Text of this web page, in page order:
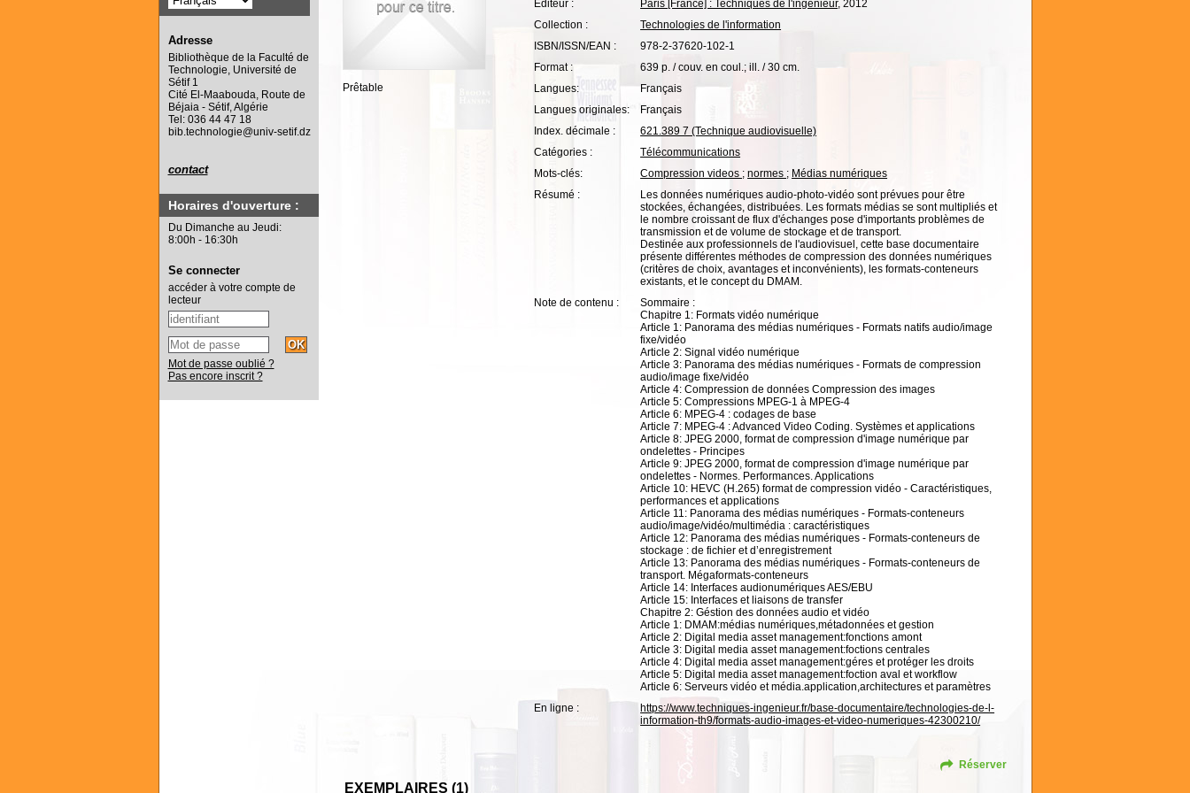
Prêtable
Editeur :
Paris [France] : Techniques de l'ingénieur, 2012
Collection :
Technologies de l'information
ISBN/ISSN/EAN :
978-2-37620-102-1
Format :
639 p. / couv. en coul.; ill. / 30 cm.
Langues:
Français
Langues originales:
Français
Index. décimale :
621.389 7 (Technique audiovisuelle)
Catégories :
Télécommunications
Mots-clés:
Compression videos ;normes ; Médias numériques
Résumé :
Les données numériques audio-photo-vidéo sont prévues pour être
stockées, échangées, distribuées. Les formats médias se sont multipliés et
le nombre croissant de flux d'échanges pose d'importants problèmes de
transmission et de volume de stockage et de transport.
Destinée aux professionnels de l'audiovisuel, cette base documentaire
présente différentes méthodes de compression des données numériques
(critères de choix, avantages et inconvénients), les formats-conteneurs
existants, et le concept du DMAM.
Note de contenu :
Sommaire :
Chapitre 1: Formats vidéo numérique
Article 1: Panorama des médias numériques - Formats natifs audio/image
fixe/vidéo
Article 2: Signal vidéo numérique
Article 3: Panorama des médias numériques - Formats de compression
audio/image fixe/vidéo
Article 4: Compression de données Compression des images
Article 5: Compressions MPEG-1 à MPEG-4
Article 6: MPEG-4 : codages de base
Article 7: MPEG-4 : Advanced Video Coding. Systèmes et applications
Article 8: JPEG 2000, format de compression d'image numérique par
ondelettes - Principes
Article 9: JPEG 2000, format de compression d'image numérique par
ondelettes - Normes. Performances. Applications
Article 10: HEVC (H.265) format de compression vidéo - Caractéristiques,
performances et applications
Article 11: Panorama des médias numériques - Formats-conteneurs
audio/image/vidéo/multimédia : caractéristiques
Article 12: Panorama des médias numériques - Formats-conteneurs de
stockage : de fichier et d’enregistrement
Article 13: Panorama des médias numériques - Formats-conteneurs de
transport. Mégaformats-conteneurs
Article 14: Interfaces audionumériques AES/EBU
Article 15: Interfaces et liaisons de transfer
Chapitre 2: Géstion des données audio et vidéo
Article 1: DMAM:médias numériques,métadonnées et gestion
Article 2: Digital media asset management:fonctions amont
Article 3: Digital media asset management:foctions centrales
Article 4: Digital media asset management:géres et protéger les droits
Article 5: Digital media asset management:foction aval et workflow
Article 6: Serveurs vidéo et média.application,architectures et paramètres
En ligne :
https://www.techniques-ingenieur.fr/base-documentaire/technologies-de-l-
information-th9/formats-audio-images-et-video-numeriques-42300210/
Réserver
EXEMPLAIRES (1)
Adresse
Bibliothèque de la Faculté de
Technologie, Université de
Sétif 1
Cité El-Maabouda, Route de
Béjaia - Sétif, Algérie
Tel: 036 44 47 18
bib.technologie@univ-setif.dz
contact
Horaires d'ouverture :
Du Dimanche au Jeudi:
8:00h - 16:30h
Se connecter
accéder à votre compte de
lecteur
Mot de passe oublié ?
Pas encore inscrit ?